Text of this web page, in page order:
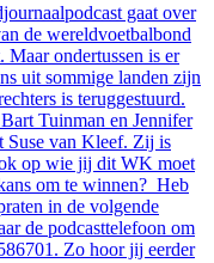
gaat over
de wereldvoetbalbond
ondertussen is er
uit sommige landen zijn
is teruggestuurd.
Tuinman en Jennifer
Suse van Kleef. Zij is
op wie jij dit WK moet
om te winnen? Heb
in de volgende
de podcasttelefoon om
Zo hoor jij eerder